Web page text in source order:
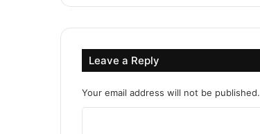
Leave a Reply
Your email address will not be published.